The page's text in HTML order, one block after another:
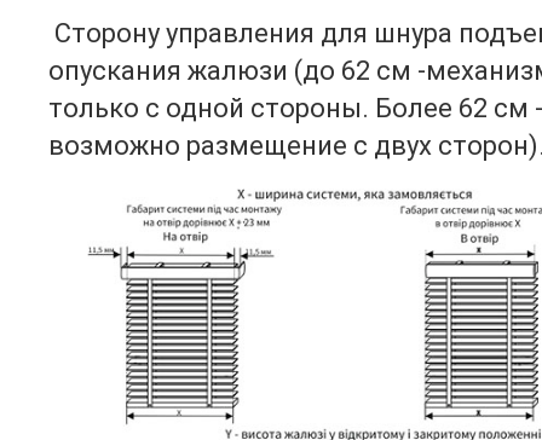
Сторону управления для шнура
опускания жалюзи (до 62 см -
только с одной стороны. Более 62 см -
возможно размещение с двух